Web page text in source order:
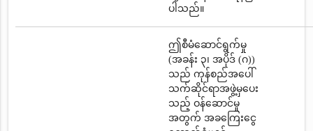
ပါသည်။
ဤစီမံဆောင်ရွက်မှု
(အခန်း ၃၊ အပိုဒ် (ဂ))
သည် ကုန်စည်အပေါ်
သက်ဆိုင်ရာအဖွဲ့မှပေး
သည့် ဝန်ဆောင်မှု
အတွက် အခကြေးငွေ